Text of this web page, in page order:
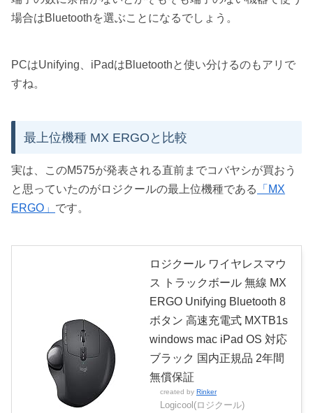
場合はBluetoothを選ぶことになるでしょう。
PCはUnifying、iPadはBluetoothと使い分けるのもアリで
すね。
最上位機種 MX ERGOと比較
実は、このM575が発表される直前までコバヤシが買おう
と思っていたのがロジクールの最上位機種である
「MX
ERGO」 です。
ロジクール ワイヤレスマウ
ス トラックボール 無線 MX
ERGO Unifying Bluetooth 8
ボタン 高速充電式 MXTB1s
windows mac iPad OS 対応
ブラック 国内正規品 2年間
無償保証
created by Rinker
Logicool(ロジクール)